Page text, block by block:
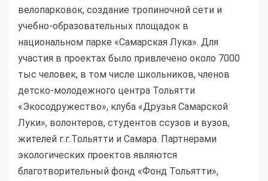
велопарковок, создание тропиночной сети и
учебно-образовательных площадок в
национальном парке «Самарская Лука». Для
участия в проектах было привлечено около 7000
тыс человек, в том числе школьников, членов
детско-молодежного центра Тольятти
«Экосодружество», клуба «Друзья Самарской
Луки», волонтеров, студентов ссузов и вузов,
жителей г.г.Тольятти и Самара. Партнерами
экологических проектов являются
благотворительный фонд «Фонд Тольятти»,